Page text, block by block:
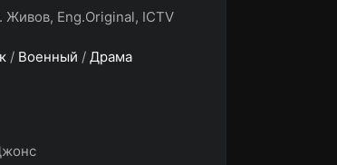
Eng.Original, ICTV
/ Военный / Драма